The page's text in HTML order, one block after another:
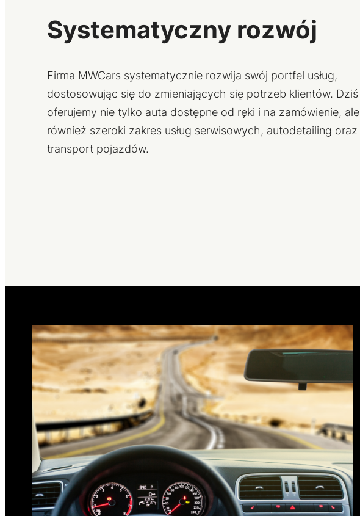
Systematyczny rozwój
Firma MWCars systematycznie rozwija swój portfel usług,
dostosowując się do zmieniających się potrzeb klientów. Dziś
oferujemy nie tylko auta dostępne od ręki i na zamówienie, ale
również szeroki zakres usług serwisowych, autodetailing oraz
transport pojazdów.